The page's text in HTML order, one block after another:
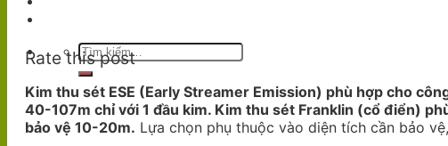
Tìm
kiếm:
Rate this post
Kim thu sét ESE (Early Streamer Emission) phù hợp cho
40-107m chỉ với 1 đầu kim. Kim thu sét Franklin (cổ điển)
bảo vệ 10-20m. Lựa chọn phụ thuộc vào diện tích cần bảo